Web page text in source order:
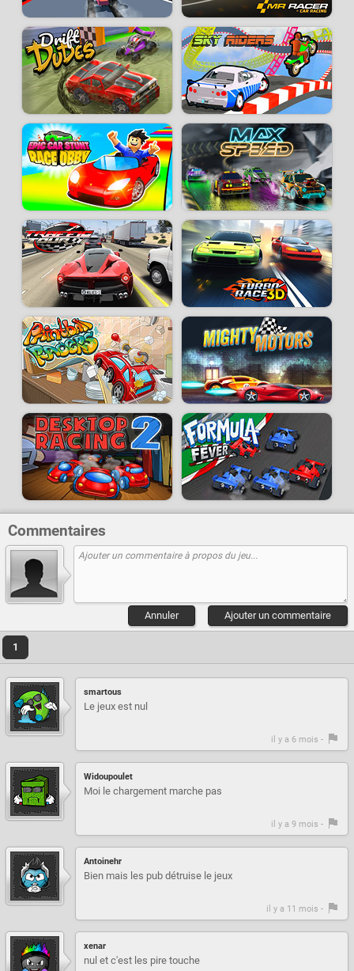
Commentaires
Ajouter un commentaire
Annuler
1
smartous
Le jeux est nul
il y a 6 mois -
Widoupoulet
Moi le chargement marche pas
il y a 9 mois -
Antoinehr
Bien mais les pub détruise le jeux
il y a 11 mois -
xenar
nul et c'est les pire touche